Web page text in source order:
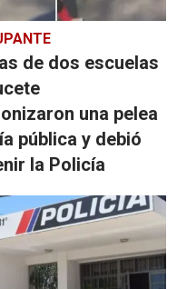
de dos escuelas
una pelea
pública y debió
la Policía